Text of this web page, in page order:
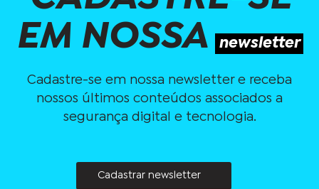
EM NOSSA newsletter
Cadastre-se em nossa newsletter e receba
nossos últimos conteúdos associados a
segurança digital e tecnologia.
Cadastrar newsletter